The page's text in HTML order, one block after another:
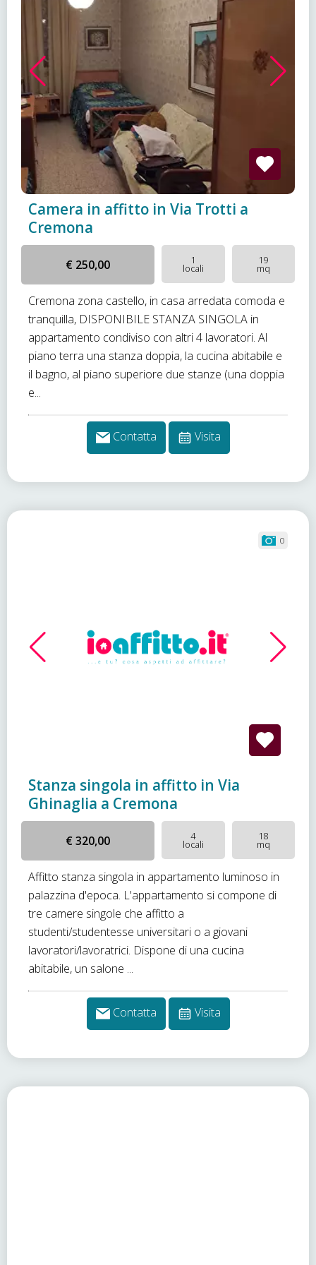
Camera in affitto in Via Trotti a
Cremona
€ 250,00 1
locali
19
mq
Cremona zona castello, in casa arredata comoda e
tranquilla, DISPONIBILE STANZA SINGOLA in
appartamento condiviso con altri 4 lavoratori. Al
piano terra una stanza doppia, la cucina abitabile e
il bagno, al piano superiore due stanze (una doppia
e...
Contatta Visita
0
Stanza singola in affitto in Via
Ghinaglia a Cremona
€ 320,00 4
locali
18
mq
Affitto stanza singola in appartamento luminoso in
palazzina d'epoca. L'appartamento si compone di
tre camere singole che affitto a
studenti/studentesse universitari o a giovani
lavoratori/lavoratrici. Dispone di una cucina
abitabile, un salone ...
Contatta Visita